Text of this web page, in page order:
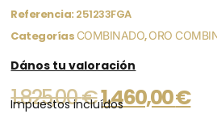
Referencia: 251233FGA
Categorías COMBINADO,ORO
Dános tu valoración
1.825,00€1.460,00€
Impuestos incluídos